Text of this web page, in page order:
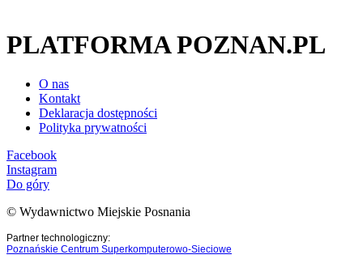
PLATFORMA POZNAN.PL
O nas
Kontakt
Deklaracja dostępności
Polityka prywatności
Facebook
Instagram
Do góry
© Wydawnictwo Miejskie Posnania
Partner technologiczny:
Poznańskie Centrum Superkomputerowo-Sieciowe